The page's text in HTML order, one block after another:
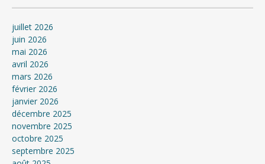
juillet 2026
juin 2026
mai 2026
avril 2026
mars 2026
février 2026
janvier 2026
décembre 2025
novembre 2025
octobre 2025
septembre 2025